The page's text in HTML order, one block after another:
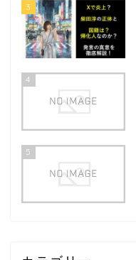
3
4
5